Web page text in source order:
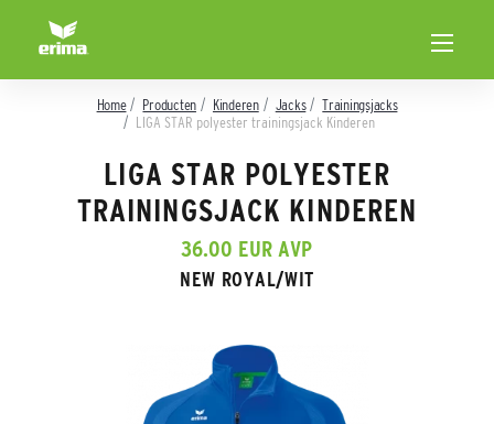
Home Producten Kinderen Jacks
Trainingsjacks
LIGA STAR polyester trainingsjack Kinderen
LIGA STAR POLYESTER
TRAININGSJACK KINDEREN
36.00 EUR AVP
NEW ROYAL/WIT